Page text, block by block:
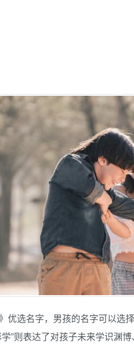
优选名字，男孩的名字可以选
”则表达了对孩子未来学识渊